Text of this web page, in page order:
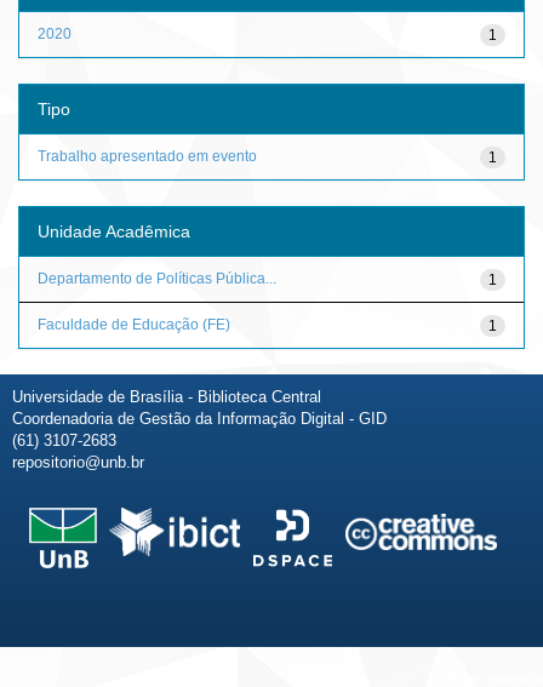
1
2020
Tipo
1
Trabalho apresentado em evento
Unidade Acadêmica
1
Departamento de Políticas Pública...
1
Faculdade de Educação (FE)
Universidade de Brasília - Biblioteca Central
Coordenadoria de Gestão da Informação Digital - GID
(61) 3107-2683
repositorio@unb.br